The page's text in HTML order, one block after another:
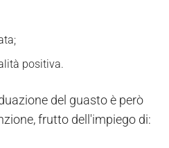
positiva.
del guasto è però
frutto dell'impiego di: